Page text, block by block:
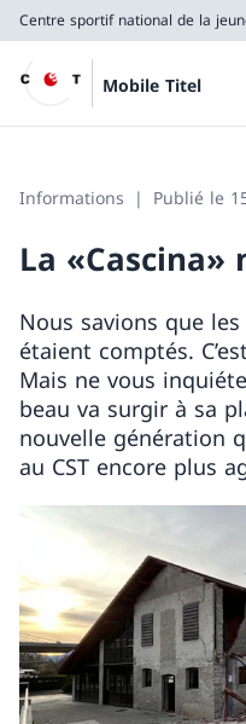
Centre sportif national de la
Mobile Titel
Informations Publié le
La «Cascina»
Nous savions que
étaient comptés.
Mais ne vous
beau va surgir à sa
nouvelle génération
au CST encore plus